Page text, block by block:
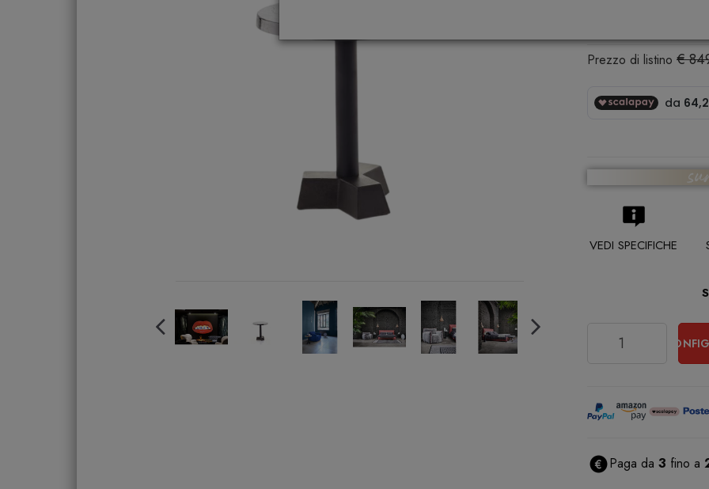
Prezzo di listino €
VEDI SPECIFICHE
Paga da 3 fino a